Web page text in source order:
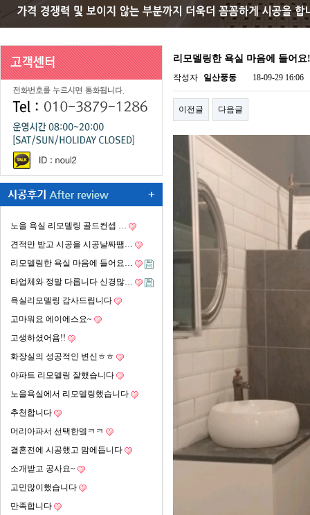
노을 욕실 리모델링 골드컨셉 …
견적만 받고 시공을 시공날짜땜…
리모델링한 욕실 마음에 들어요…
타업체와 정말 다릅니다 신경많…
욕실리모델링 감사드립니다
고마워요 에이에스요~
고생하셨어욤!!
화장실의 성공적인 변신ㅎㅎ
아파트 리모델링 잘했습니다
노을욕실에서 리모델링했습니다
추천합니다
머리아파서 선택한뎈ㅋㅋ
결혼전에 시공했고 맘에듭니다
소개받고 공사요~
고민많이했습니다
만족합니다
리모델링한 욕실 마음에 들어요!
작성자 일산풍동 18-09-29 16:06
이전글 다음글